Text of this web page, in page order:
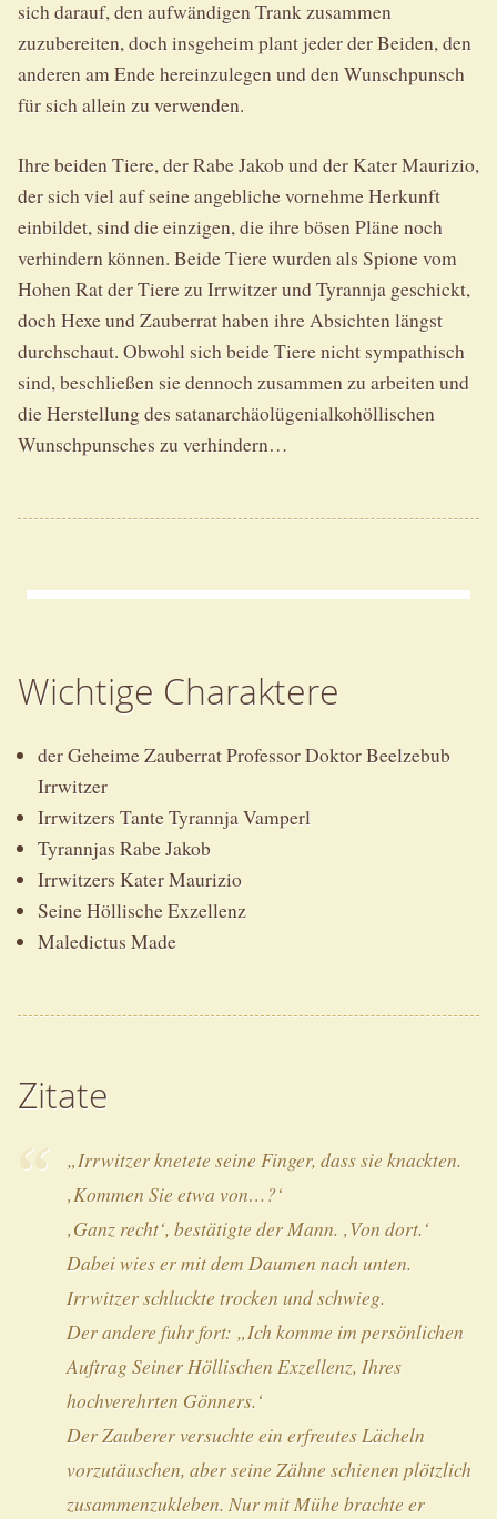
sich darauf, den aufwändigen Trank zusammen
zuzubereiten, doch insgeheim plant jeder der Beiden, den
anderen am Ende hereinzulegen und den Wunschpunsch
für sich allein zu verwenden.
Ihre beiden Tiere, der Rabe Jakob und der Kater Maurizio,
der sich viel auf seine angebliche vornehme Herkunft
einbildet, sind die einzigen, die ihre bösen Pläne noch
verhindern können. Beide Tiere wurden als Spione vom
Hohen Rat der Tiere zu Irrwitzer und Tyrannja geschickt,
doch Hexe und Zauberrat haben ihre Absichten längst
durchschaut. Obwohl sich beide Tiere nicht sympathisch
sind, beschließen sie dennoch zusammen zu arbeiten und
die Herstellung des satanarchäolügenialkohöllischen
Wunschpunsches zu verhindern…
Wichtige Charaktere
der Geheime Zauberrat Professor Doktor Beelzebub
Irrwitzer
Irrwitzers Tante Tyrannja Vamperl
Tyrannjas Rabe Jakob
Irrwitzers Kater Maurizio
Seine Höllische Exzellenz
Maledictus Made
Zitate
„Irrwitzer knetete seine Finger, dass sie knackten.
‚Kommen Sie etwa von…?‘
‚Ganz recht‘, bestätigte der Mann. ‚Von dort.‘
Dabei wies er mit dem Daumen nach unten.
Irrwitzer schluckte trocken und schwieg.
Der andere fuhr fort: „Ich komme im persönlichen
Auftrag Seiner Höllischen Exzellenz, Ihres
hochverehrten Gönners.‘
Der Zauberer versuchte ein erfreutes Lächeln
vorzutäuschen, aber seine Zähne schienen plötzlich
zusammenzukleben. Nur mit Mühe brachte er